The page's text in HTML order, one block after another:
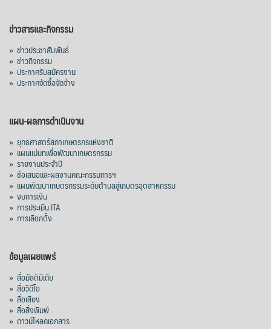
ข่าวสารและกิจกรรม
» ข่าวประชาสัมพันธ์
» ข่าวกิจกรรม
» ประกาศรับสมัครงาน
» ประกาศจัดซื้อจัดจ้าง
แผน-ผลการดำเนินงาน
» ยุทธศาสตร์สภาเกษตรกรแห่งชาติ
» แผนแม่บทเพื่อพัฒนาเกษตรกรรม
» รายงานประจำปี
» ข้อเสนอและผลงานคณะกรรมการฯ
» แผนพัฒนาเกษตรกรรมระดับตำบลสู่เกษตรอุตสาหกรรม
» งบการเงิน
» การประเมิน ITA
» การเลือกตั้ง
ข้อมูลเผยแพร่
» สื่อมัลติมีเดีย
» สื่อวิดีโอ
» สื่อเสียง
» สื่อสิ่งพิมพ์
» ดาวน์โหลดเอกสาร